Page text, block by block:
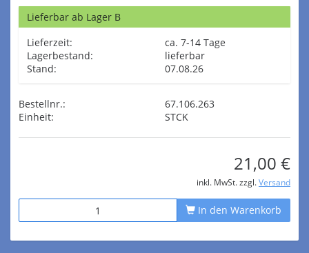
Lieferbar ab Lager B
Lieferzeit:
ca. 7-14 Tage
Lagerbestand:
lieferbar
Stand:
07.08.26
Bestellnr.:
67.106.263
Einheit:
STCK
21,00 €
inkl. MwSt. zzgl. Versand
In den Warenkorb